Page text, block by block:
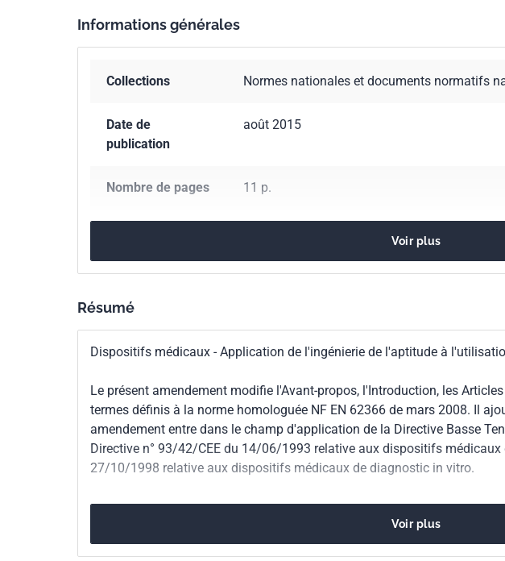
Informations générales
Collections Normes nationales et documents normatifs
Date de
publication
août 2015
Nombre de pages 11 p.
Codes ICS 11.040.01Matériel médical en général
Parenté
internationale
IEC 62366/A1:2014
européenne
Voir plus
Résumé
Dispositifs médicaux - Application de l'ingénierie de l'aptitude à
Le présent amendement modifie l'Avant-propos, l'Introduction, les
termes définis à la norme homologuée NF EN 62366 de mars 2008. Il
amendement entre dans le champ d'application de la Directive Basse
Directive n° 93/42/CEE du 14/06/1993 relative aux dispositifs
27/10/1998 relative aux dispositifs médicaux de diagnostic in vitro.
Voir plus